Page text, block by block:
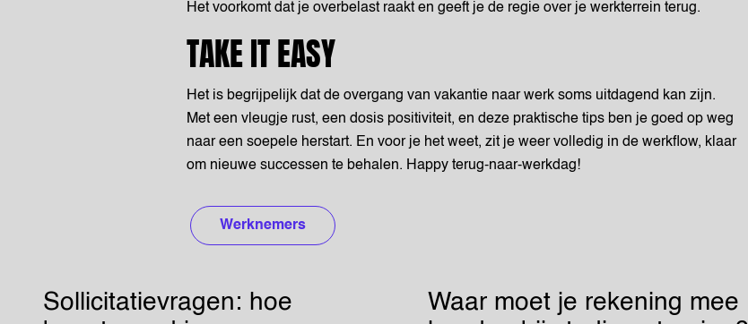
Het voorkomt dat je overbelast raakt en geeft je de regie over je werkterrein terug.
TAKE IT EASY
Het is begrijpelijk dat de overgang van vakantie naar werk soms uitdagend kan zijn.
Met een vleugje rust, een dosis positiviteit, en deze praktische tips ben je goed op weg
naar een soepele herstart. En voor je het weet, zit je weer volledig in de werkflow, klaar
om nieuwe successen te behalen. Happy terug-naar-werkdag!
Werknemers
Sollicitatievragen: hoe
Waar moet je rekening mee